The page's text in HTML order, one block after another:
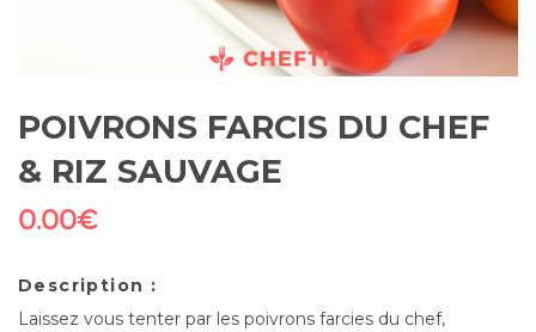
POIVRONS FARCIS DU CHEF
& RIZ SAUVAGE
0.00€
Description :
Laissez vous tenter par les poivrons farcies du chef,